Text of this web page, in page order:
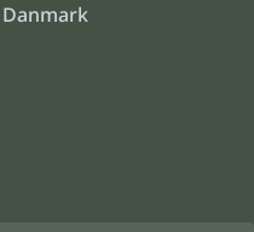
Danmark